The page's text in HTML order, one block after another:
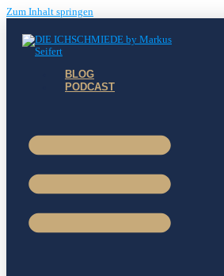
Zum Inhalt springen
BLOG
PODCAST